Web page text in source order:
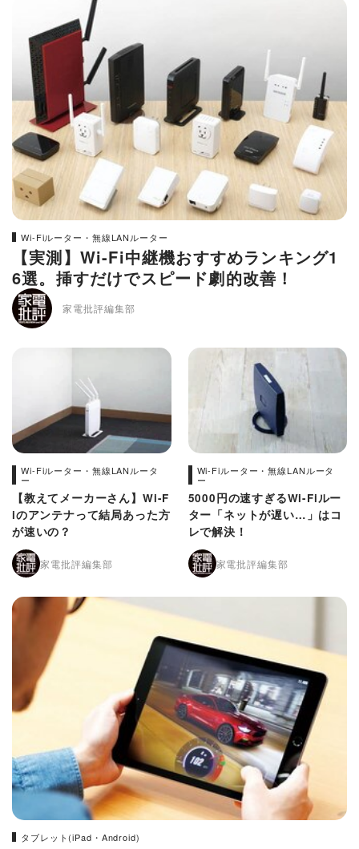
Wi-Fiルーター・無線LANルーター
【実測】Wi-Fi中継機おすすめランキング1
6選。挿すだけでスピード劇的改善！
家電批評編集部
Wi-Fiルーター・無線LANルータ
ー
【教えてメーカーさん】Wi-F
iのアンテナって結局あった方
が速いの？
家電批評編集部
Wi-Fiルーター・無線LANルータ
ー
5000円の速すぎるWi-Fiルー
ター「ネットが遅い…」はコ
レで解決！
家電批評編集部
タブレット(iPad・Android)